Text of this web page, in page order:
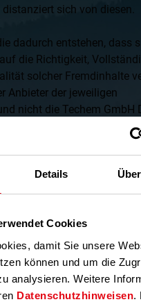
Details
Cookies
damit Sie unsere
können und um die
analysieren. Weitere
Datenschutzhinweisen.
distanziert sich von diesen.
dadurch entstehen, dass
die Richtigkeit,
solcher Fremdinhalte
Anbieter der jeweiligen
nicht die Techem GmbH
bestimmte in die
die auf gegenwärtigen
Prognosen beruhen.
uneingeschränkt auf diese
Zukunftsorientierte
und beinhalten daher
Eine Vielzahl
dazu führen, dass die
Ereignisse
enthaltenen